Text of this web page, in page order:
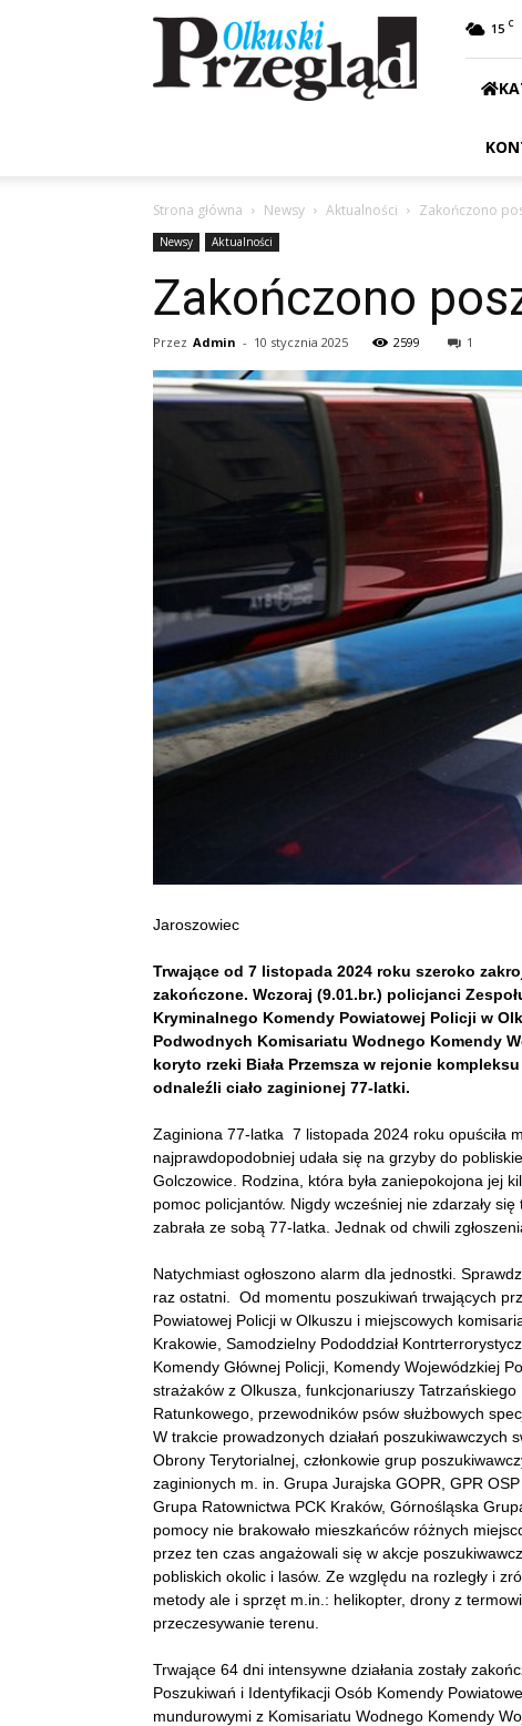
Przegląd
Olkuski
15 C
Strona główna Newsy Aktualności Zakończono
Newsy Aktualności
Zakończono
Przez Admin - 10 stycznia 2025 2599 1
Jaroszowiec
Trwające od 7 listopada 2024 roku szeroko
zakończone. Wczoraj (9.01.br.) policjanci
Kryminalnego Komendy Powiatowej Policji w
Podwodnych Komisariatu Wodnego Komendy
koryto rzeki Biała Przemsza w rejonie
odnaleźli ciało zaginionej 77-latki.
Zaginiona 77-latka 7 listopada 2024 roku opuściła
najprawdopodobniej udała się na grzyby do
Golczowice. Rodzina, która była zaniepokojona jej
pomoc policjantów. Nigdy wcześniej nie zdarzały
zabrała ze sobą 77-latka. Jednak od chwili
Natychmiast ogłoszono alarm dla jednostki.
raz ostatni. Od momentu poszukiwań trwających
Powiatowej Policji w Olkuszu i miejscowych
Krakowie, Samodzielny Pododdział
Komendy Głównej Policji, Komendy Wojewódzkiej
strażaków z Olkusza, funkcjonariuszy
Ratunkowego, przewodników psów służbowych
W trakcie prowadzonych działań poszukiwawczych
Obrony Terytorialnej, członkowie grup
zaginionych m. in. Grupa Jurajska GOPR, GPR
Grupa Ratownictwa PCK Kraków, Górnośląska
pomocy nie brakowało mieszkańców różnych
przez ten czas angażowali się w akcje
pobliskich okolic i lasów. Ze względu na rozległy i
metody ale i sprzęt m.in.: helikopter, drony z
przeczesywanie terenu.
Trwające 64 dni intensywne działania zostały
Poszukiwań i Identyfikacji Osób Komendy
mundurowymi z Komisariatu Wodnego Komendy